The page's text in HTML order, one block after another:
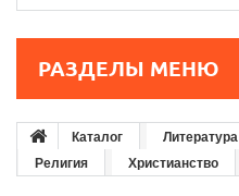
РАЗДЕЛЫ МЕНЮ
Каталог Литература
Религия
Христианство